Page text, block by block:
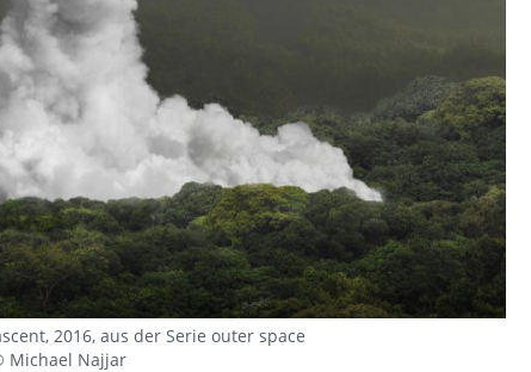
2016, aus der Serie outer space
Michael Najjar